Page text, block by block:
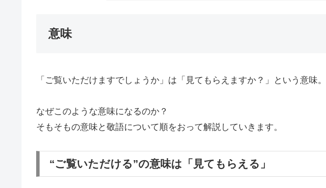
意味
「ご覧いただけますでしょうか」は「見てもらえますか？」という意味。
なぜこのような意味になるのか？
そもそもの意味と敬語について順をおって解説していきます。
“ご覧いただける”の意味は「見てもらえる」